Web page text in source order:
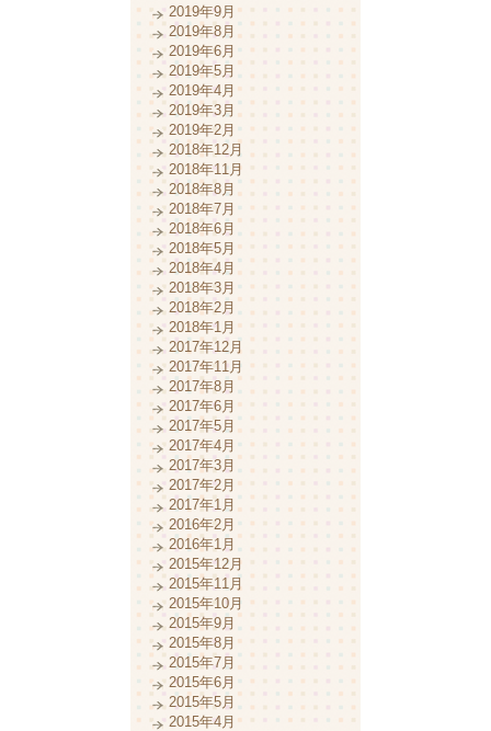
2019年9月
2019年8月
2019年6月
2019年5月
2019年4月
2019年3月
2019年2月
2018年12月
2018年11月
2018年8月
2018年7月
2018年6月
2018年5月
2018年4月
2018年3月
2018年2月
2018年1月
2017年12月
2017年11月
2017年8月
2017年6月
2017年5月
2017年4月
2017年3月
2017年2月
2017年1月
2016年2月
2016年1月
2015年12月
2015年11月
2015年10月
2015年9月
2015年8月
2015年7月
2015年6月
2015年5月
2015年4月